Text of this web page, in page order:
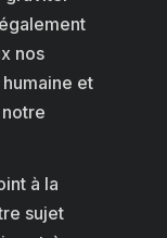
nos
et
à la
sujet